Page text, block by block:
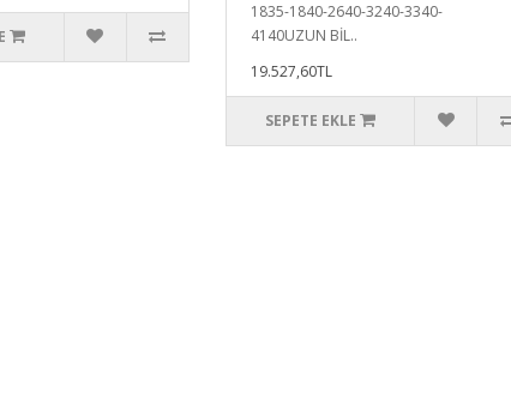
1835-1840-2640-3240-3340-
4140UZUN BİL..
19.527,60TL
SEPETE EKLE